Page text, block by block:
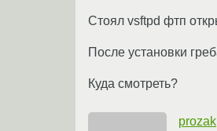
Стоял vsftpd фтп
После установки
Куда смотреть?
prozak